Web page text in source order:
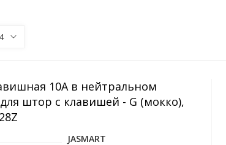
10A в нейтральном
штор с клавишей - G (мокко),
JASMART